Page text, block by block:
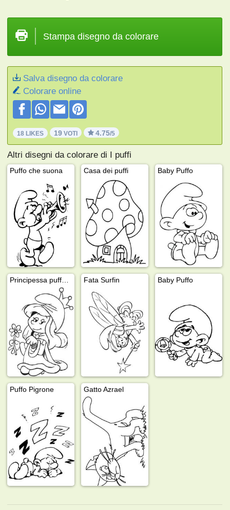
Stampa disegno da colorare
Salva disegno da colorare
Colorare online
18 LIKES 19 VOTI 4.75/5
Altri disegni da colorare di I puffi
Puffo che suona Casa dei puffi Baby Puffo
Fata Surfin Baby Puffo
Puffo Pigrone Gatto Azrael